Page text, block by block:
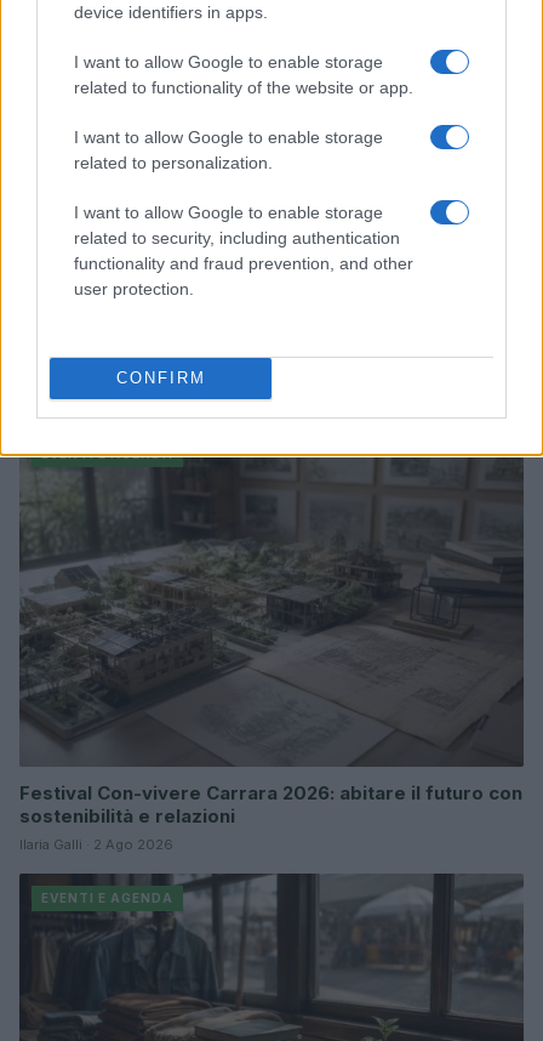
device identifiers in apps.
I want to allow Google to enable storage
related to functionality of the website or app.
I want to allow Google to enable storage
related to personalization.
I want to allow Google to enable storage
related to security, including authentication
functionality and fraud prevention, and other
user protection.
CONFIRM
EVENTI E AGENDA
in Friuli Venezia Giulia
Ilaria Galli · 3 Ago 2026
EVENTI E AGENDA
Festival Con-vivere Carrara 2026: abitare il futuro con
sostenibilità e relazioni
Ilaria Galli · 2 Ago 2026
EVENTI E AGENDA